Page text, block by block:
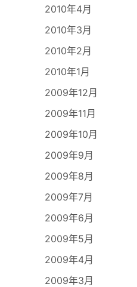
2010年4月
2010年3月
2010年2月
2010年1月
2009年12月
2009年11月
2009年10月
2009年9月
2009年8月
2009年7月
2009年6月
2009年5月
2009年4月
2009年3月